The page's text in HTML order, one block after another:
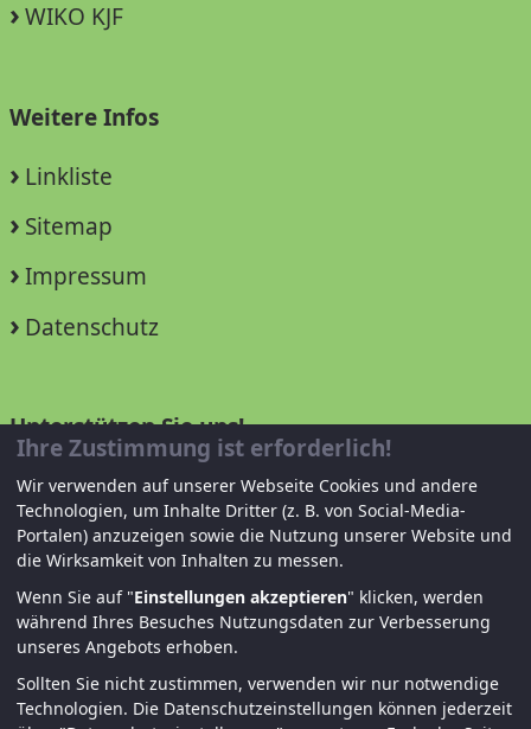
WIKO KJF
Weitere Infos
Linkliste
Sitemap
Impressum
Datenschutz
Unterstützen Sie uns!
Mitglied werden
Spenden und helfen
Ihre Zustimmung ist erforderlich!
Wir verwenden auf unserer Webseite Cookies und andere
Technologien, um Inhalte Dritter (z. B. von Social-Media-
Portalen) anzuzeigen sowie die Nutzung unserer Website und
die Wirksamkeit von Inhalten zu messen.
Wenn Sie auf "Einstellungen akzeptieren" klicken, werden
während Ihres Besuches Nutzungsdaten zur Verbesserung
unseres Angebots erhoben.
Sollten Sie nicht zustimmen, verwenden wir nur notwendige
Technologien. Die Datenschutzeinstellungen können jederzeit